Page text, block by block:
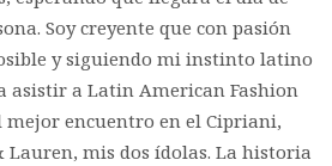
Soy creyente que con pasión
y siguiendo mi instinto latino
asistir a Latin American Fashion
encuentro en el Cipriani,
Lauren, mis dos ídolas. La historia